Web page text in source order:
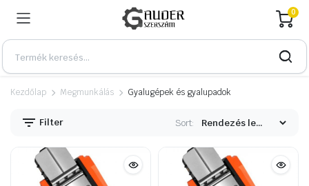
0
Kezdőlap Megmunkálás Gyalugépek és gyalupadok
Filter Sort: